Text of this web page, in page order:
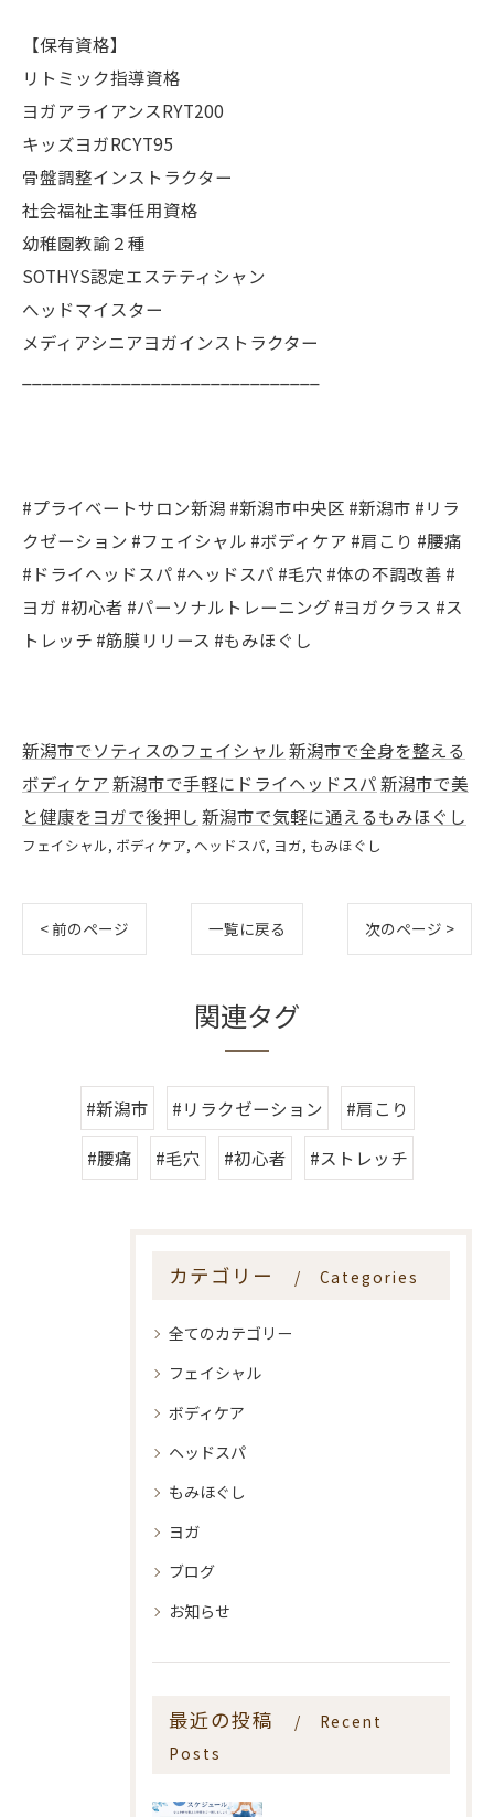
【保有資格】
リトミック指導資格
ヨガアライアンスRYT200
キッズヨガRCYT95
骨盤調整インストラクター
社会福祉主事任用資格
幼稚園教諭２種
SOTHYS認定エステティシャン
へッドマイスター
メディアシニアヨガインストラクター
#プライベートサロン新潟 #新潟市中央区 #新潟市 #リラ
クゼーション #フェイシャル #ボディケア #肩こり #腰痛
#ドライヘッドスパ #ヘッドスパ #毛穴 #体の不調改善 #
ヨガ #初心者 #パーソナルトレーニング #ヨガクラス #ス
トレッチ #筋膜リリース #もみほぐし
新潟市でソティスのフェイシャル新潟市で全身を整える
ボディケア新潟市で手軽にドライヘッドスパ新潟市で美
と健康をヨガで後押し 新潟市で気軽に通えるもみほぐし
フェイシャル ボディケア ヘッドスパ ヨガ もみほぐし
< 前のページ 一覧に戻る 次のページ >
関連タグ
#新潟市 #リラクゼーション #肩こり
#腰痛 #毛穴 #初心者 #ストレッチ
カテゴリー Categories
全てのカテゴリー
フェイシャル
ボディケア
ヘッドスパ
もみほぐし
ヨガ
ブログ
お知らせ
最近の投稿
Recent
Posts